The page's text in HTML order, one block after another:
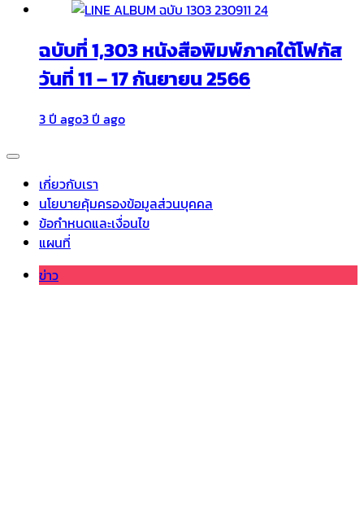
ฉบับที่ 1,303 หนังสือพิมพ์ภาคใต้โฟกัส
วันที่ 11 – 17 กันยายน 2566
3 ปี ago3 ปี ago
เกี่ยวกับเรา
นโยบายคุ้มครองข้อมูลส่วนบุคคล
ข้อกำหนดและเงื่อนไข
แผนที่
ข่าว